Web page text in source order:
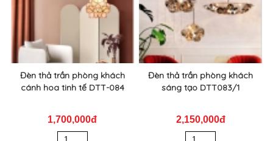
Đèn thả trần phòng khách
cánh hoa tinh tế DTT-084
1,700,000đ
Đèn thả trần phòng khách
sáng tạo DTT083/1
2,150,000đ